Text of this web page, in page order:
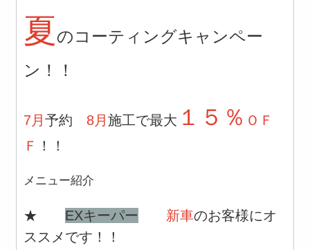
夏のコーティングキャンペー
ン！！
7月予約 8月施工で最大 １５％ ＯＦ
Ｆ ！！
メニュー紹介
★ EXキーパー 新車のお客様にオ
ススメです！！